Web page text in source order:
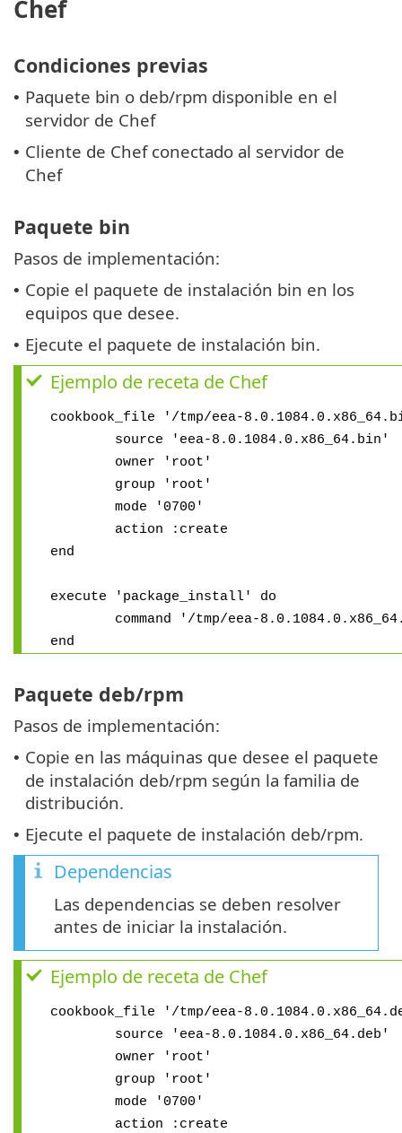
Chef
Condiciones previas
• Paquete bin o deb/rpm disponible en el
servidor de Chef
• Cliente de Chef conectado al servidor de
Chef
Paquete bin
Pasos de implementación:
• Copie el paquete de instalación bin en los
equipos que desee.
• Ejecute el paquete de instalación bin.
Ejemplo de receta de Chef
cookbook_file '/tmp/eea-
source 'eea-8.0.1084.0.x86_64.bin'
owner 'root'
group 'root'
mode '0700'
action :create
end
execute 'package_install' do
command '/tmp/eea-
end
Paquete deb/rpm
Pasos de implementación:
• Copie en las máquinas que desee el paquete
de instalación deb/rpm según la familia de
distribución.
• Ejecute el paquete de instalación deb/rpm.
Dependencias
Las dependencias se deben resolver
antes de iniciar la instalación.
Ejemplo de receta de Chef
cookbook_file '/tmp/eea-
source 'eea-8.0.1084.0.x86_64.deb'
owner 'root'
group 'root'
mode '0700'
action :create